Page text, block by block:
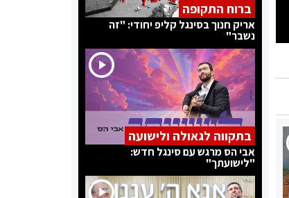
ברוח התקופה
אריק חנוך בסינגל קליפ יחודי: "זה
נשבר"
בתקווה לגאולה ולישועה
אבי הס מרגש עם סינגל חדש:
"לישועתך"